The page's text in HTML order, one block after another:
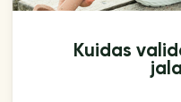
Kuidas